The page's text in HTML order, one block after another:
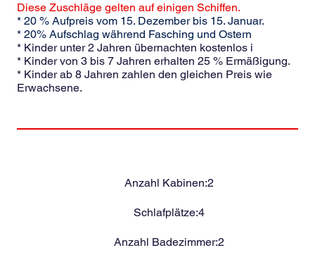
Diese Zuschläge gelten auf einigen Schiffen.
* 20 % Aufpreis vom 15. Dezember bis 15. Januar.
* 20% Aufschlag während Fasching und Ostern
* Kinder unter 2 Jahren übernachten kostenlos i
* Kinder von 3 bis 7 Jahren erhalten 25 % Ermäßigung.
* Kinder ab 8 Jahren zahlen den gleichen Preis wie
Erwachsene.
Anzahl Kabinen:2
Schlafplätze:4
Anzahl Badezimmer:2